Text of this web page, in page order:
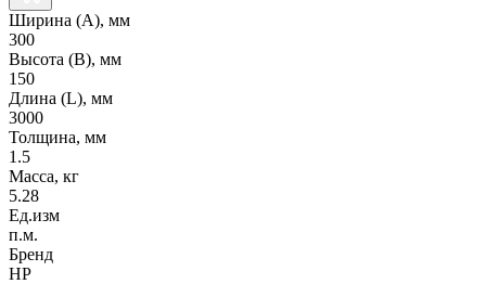
Ширина (А), мм
300
Высота (В), мм
150
Длина (L), мм
3000
Толщина, мм
1.5
Масса, кг
5.28
Ед.изм
п.м.
Бренд
НР